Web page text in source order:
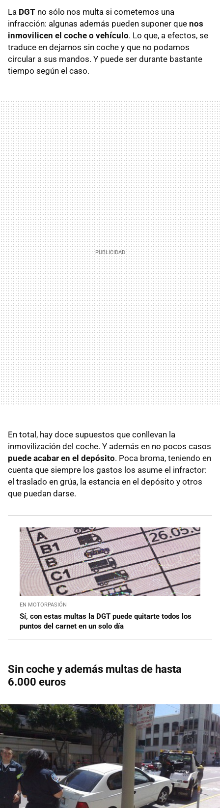
La DGT no sólo nos multa si cometemos una
infracción: algunas además pueden suponer que nos
inmovilicen el coche o vehículo. Lo que, a efectos, se
traduce en dejarnos sin coche y que no podamos
circular a sus mandos. Y puede ser durante bastante
tiempo según el caso.
En total, hay doce supuestos que conllevan la
inmovilización del coche. Y además en no pocos casos
puede acabar en el depósito. Poca broma, teniendo en
cuenta que siempre los gastos los asume el infractor:
el traslado en grúa, la estancia en el depósito y otros
que puedan darse.
EN MOTORPASIÓN
Sí, con estas multas la DGT puede quitarte todos los
puntos del carnet en un solo día
Sin coche y además multas de hasta
6.000 euros